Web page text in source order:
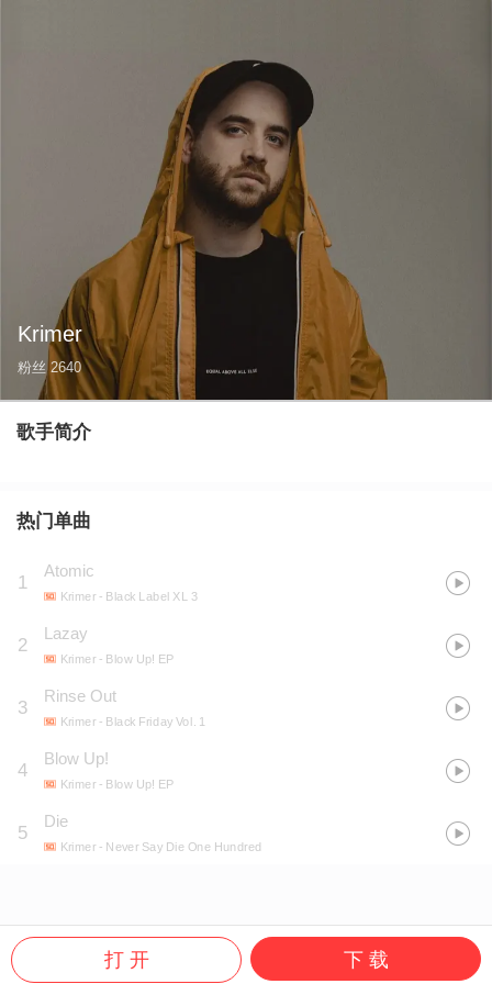
Krimer
粉丝 2640
歌手简介
热门单曲
1
Atomic
Krimer - Black Label XL 3
2
Lazay
Krimer - Blow Up! EP
3
Rinse Out
Krimer - Black Friday Vol. 1
4
Blow Up!
Krimer - Blow Up! EP
5
Die
Krimer - Never Say Die One Hundred
打 开 下 载